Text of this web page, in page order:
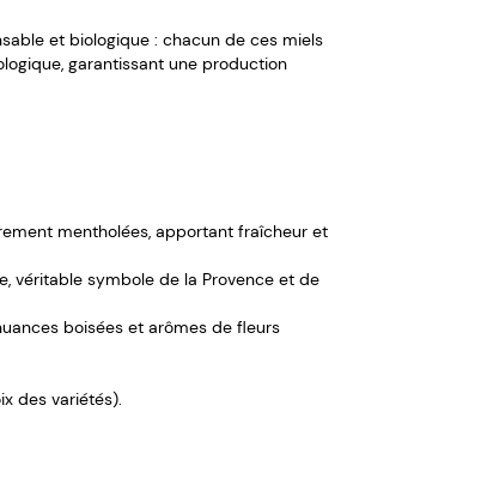
et biologique : chacun de ces miels
garantissant une production
mentholées, apportant fraîcheur et
véritable symbole de la Provence et de
boisées et arômes de fleurs
des variétés).